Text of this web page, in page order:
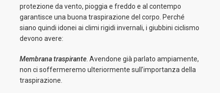
protezione da vento, pioggia e freddo e al contempo
garantisce una buona traspirazione del corpo. Perché
siano quindi idonei ai climi rigidi invernali, i giubbini ciclismo
devono avere:
Membrana traspirante . Avendone già parlato ampiamente,
non ci soffermeremo ulteriormente sull’importanza della
traspirazione.